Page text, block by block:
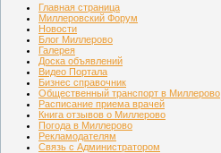
Главная страница
Миллеровский Форум
Новости
Блог Миллерово
Галерея
Доска объявлений
Видео Портала
Бизнес справочник
Общественный транспорт в Миллерово
Расписание приема врачей
Книга отзывов о Миллерово
Погода в Миллерово
Рекламодателям
Связь с Администратором